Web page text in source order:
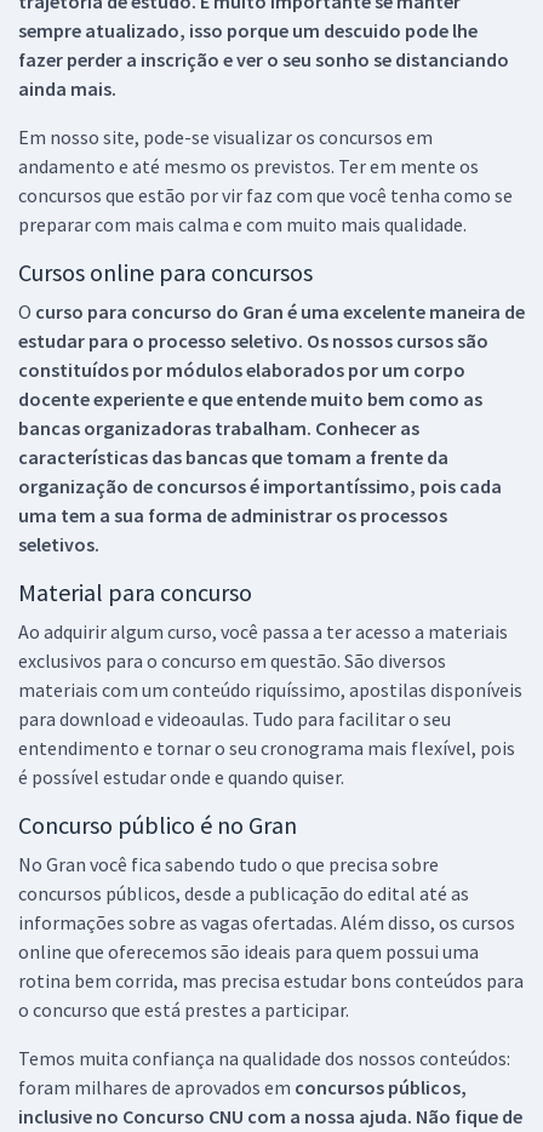
sempre atualizado, isso porque um descuido pode lhe
fazer perder a inscrição e ver o seu sonho se distanciando
ainda mais.
Em nosso site, pode-se visualizar os concursos em
andamento e até mesmo os previstos. Ter em mente os
concursos que estão por vir faz com que você tenha como se
preparar com mais calma e com muito mais qualidade.
Cursos online para concursos
O curso para concurso do Gran é uma excelente maneira de
estudar para o processo seletivo. Os nossos cursos são
constituídos por módulos elaborados por um corpo
docente experiente e que entende muito bem como as
bancas organizadoras trabalham. Conhecer as
características das bancas que tomam a frente da
organização de concursos é importantíssimo, pois cada
uma tem a sua forma de administrar os processos
seletivos.
Material para concurso
Ao adquirir algum curso, você passa a ter acesso a materiais
exclusivos para o concurso em questão. São diversos
materiais com um conteúdo riquíssimo, apostilas disponíveis
para download e videoaulas. Tudo para facilitar o seu
entendimento e tornar o seu cronograma mais flexível, pois
é possível estudar onde e quando quiser.
Concurso público é no Gran
No Gran você fica sabendo tudo o que precisa sobre
concursos públicos, desde a publicação do edital até as
informações sobre as vagas ofertadas. Além disso, os cursos
online que oferecemos são ideais para quem possui uma
rotina bem corrida, mas precisa estudar bons conteúdos para
o concurso que está prestes a participar.
Temos muita confiança na qualidade dos nossos conteúdos:
foram milhares de aprovados em concursos públicos,
inclusive no Concurso CNU com a nossa ajuda. Não fique de